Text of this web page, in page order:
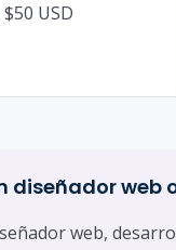
USD
diseñador
web,